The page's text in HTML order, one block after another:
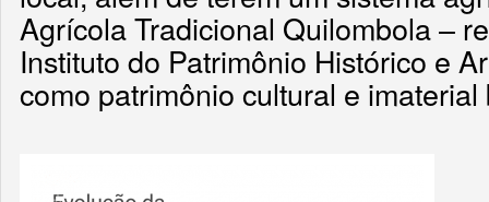
Agrícola Tradicional Quilombola –
Instituto do Patrimônio Histórico e
como patrimônio cultural e